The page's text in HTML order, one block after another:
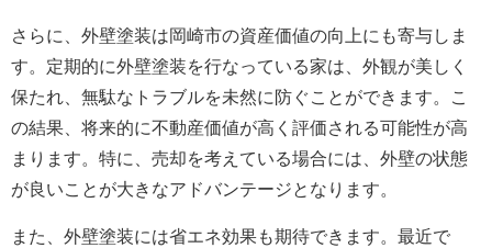
さらに、外壁塗装は岡崎市の資産価値の向上にも寄与しま
す。定期的に外壁塗装を行なっている家は、外観が美しく
保たれ、無駄なトラブルを未然に防ぐことができます。こ
の結果、将来的に不動産価値が高く評価される可能性が高
まります。特に、売却を考えている場合には、外壁の状態
が良いことが大きなアドバンテージとなります。
また、外壁塗装には省エネ効果も期待できます。最近で